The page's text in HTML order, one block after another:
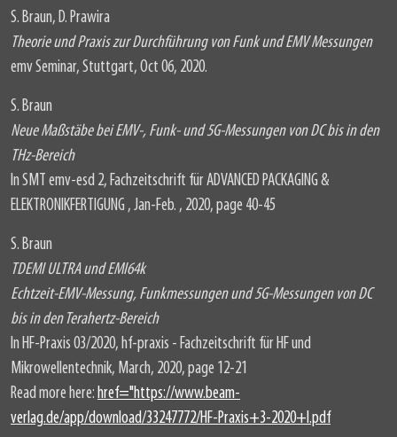
S. Braun, D. Prawira
Theorie und Praxis zur Durchführung von Funk und EMV Messungen
emv Seminar, Stuttgart, Oct 06, 2020.
S. Braun
Neue Maßstäbe bei EMV-, Funk- und 5G-Messungen von DC bis in den
THz-Bereich
In SMT emv-esd 2, Fachzeitschrift für ADVANCED PACKAGING &
ELEKTRONIKFERTIGUNG , Jan-Feb. , 2020, page 40-45
S. Braun
TDEMI ULTRA und EMI64k
Echtzeit-EMV-Messung, Funkmessungen und 5G-Messungen von DC
bis in den Terahertz-Bereich
In HF-Praxis 03/2020, hf-praxis - Fachzeitschrift für HF und
Mikrowellentechnik, March, 2020, page 12-21
Read more here: href="https://www.beam-
verlag.de/app/download/33247772/HF-Praxis+3-2020+I.pdf